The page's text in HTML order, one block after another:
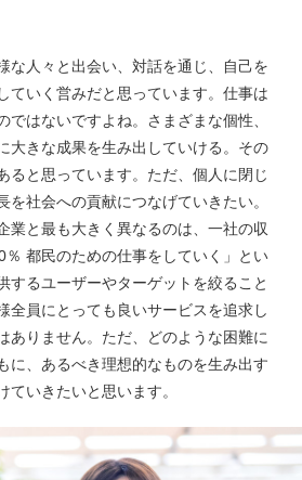
な人々と出会い、対話を通じ、自己を
ていく営みだと思っています。仕事は
ではないですよね。さまざまな個性、
大きな成果を生み出していける。その
ると思っています。ただ、個人に閉じ
を社会への貢献につなげていきたい。
業と最も大きく異なるのは、一社の収
都民のための仕事をしていく」とい
するユーザーやターゲットを絞ること
全員にとっても良いサービスを追求し
ありません。ただ、どのような困難に
に、あるべき理想的なものを生み出す
ていきたいと思います。